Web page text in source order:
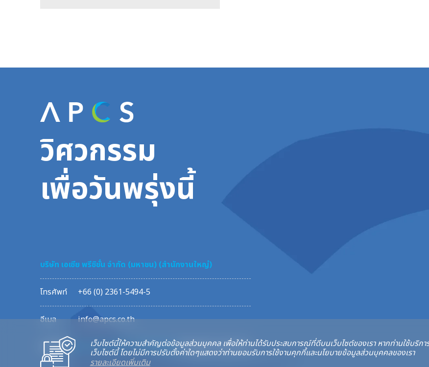
วิศวกรรม
เพื่อวันพรุ่งนี้
บริษัท เอเซีย พรีซิชั่น จำกัด (มหาชน) (สำนักงานใหญ่)
โทรศัพท์ +66 (0) 2361-5494-5
อีเมล info@apcs.co.th
© 2023บริษัท เอเซีย พรีซิชั่น จำกัด (มหาชน)All rights reserved.
เว็บไซต์นี้ให้ความสำคัญต่อข้อมูลส่วนบุคคล เพื่อให้ท่านได้รับประสบการณ์ที่ดีบนเว็บไซต์ของเรา หากท่านใช้บริกา
เว็บไซต์นี้ โดยไม่มีการปรับตั้งค่าใดๆแสดงว่าท่านยอมรับการใช้งานคุกกี้และนโยบายข้อมูลส่วนบุคคลของเรา
รายละเอียดเพิ่มเติม